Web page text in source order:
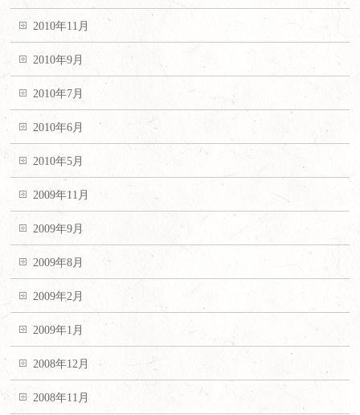
2010年11月
2010年9月
2010年7月
2010年6月
2010年5月
2009年11月
2009年9月
2009年8月
2009年2月
2009年1月
2008年12月
2008年11月